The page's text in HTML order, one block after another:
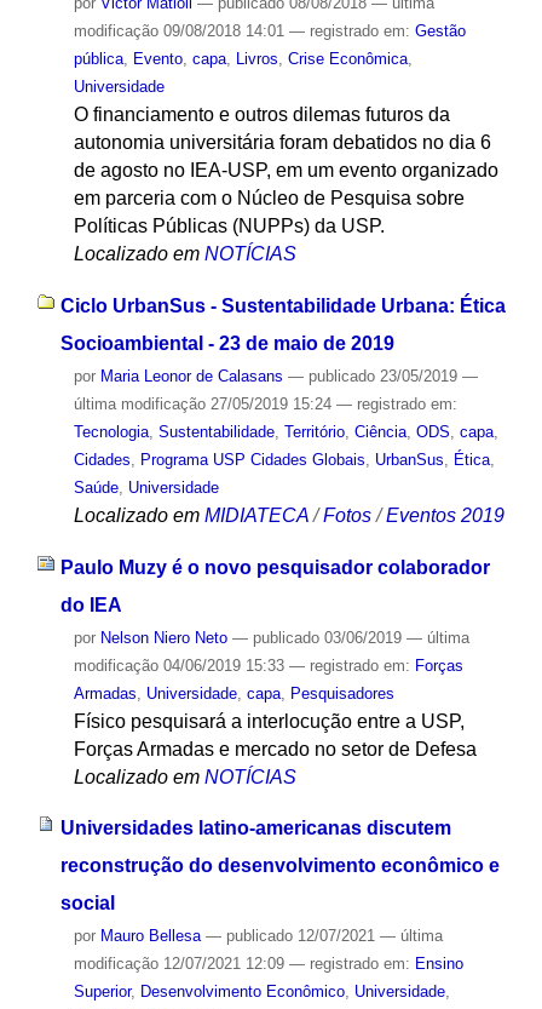
modificação09/08/2018 14:01 — registrado em: Gestão
pública, Evento, capa, Livros, Crise Econômica,
Universidade
O financiamento e outros dilemas futuros da
autonomia universitária foram debatidos no dia 6
de agosto no IEA-USP, em um evento organizado
em parceria com o Núcleo de Pesquisa sobre
Políticas Públicas (NUPPs) da USP.
Localizado em NOTÍCIAS
Ciclo UrbanSus - Sustentabilidade Urbana: Ética
Socioambiental - 23 de maio de 2019
por Maria Leonor de Calasans — publicado23/05/2019 —
última modificação27/05/2019 15:24 — registrado em:
Tecnologia, Sustentabilidade, Território, Ciência, ODS, capa,
Cidades, Programa USP Cidades Globais, UrbanSus, Ética,
Saúde, Universidade
Localizado em MIDIATECA /Fotos /Eventos 2019
Paulo Muzy é o novo pesquisador colaborador
do IEA
por Nelson Niero Neto — publicado03/06/2019 — última
modificação04/06/2019 15:33 — registrado em: Forças
Armadas
Universidade, capa, Pesquisadores
Físico pesquisará a interlocução entre a USP,
Forças Armadas e mercado no setor de Defesa
Localizado em NOTÍCIAS
Universidades latino-americanas discutem
reconstrução do desenvolvimento econômico e
social
por Mauro Bellesa — publicado12/07/2021 — última
modificação12/07/2021 12:09 — registrado em: Ensino
Superior, Desenvolvimento Econômico, Universidade,